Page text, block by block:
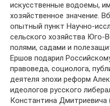
искусственные водоемы,
хозяйственное значение.
опытный пункт Научно-
сельского хозяйства
полями, садами и
Ершов подарил
правоведа, социолога,
деятеля эпохи реформ
идеологов русского
Константина Дмитриевича